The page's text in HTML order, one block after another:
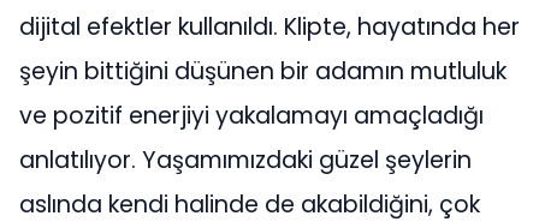
dijital efektler kullanıldı. Klipte, hayatında her
şeyin bittiğini düşünen bir adamın mutluluk
ve pozitif enerjiyi yakalamayı amaçladığı
anlatılıyor. Yaşamımızdaki güzel şeylerin
aslında kendi halinde de akabildiğini, çok